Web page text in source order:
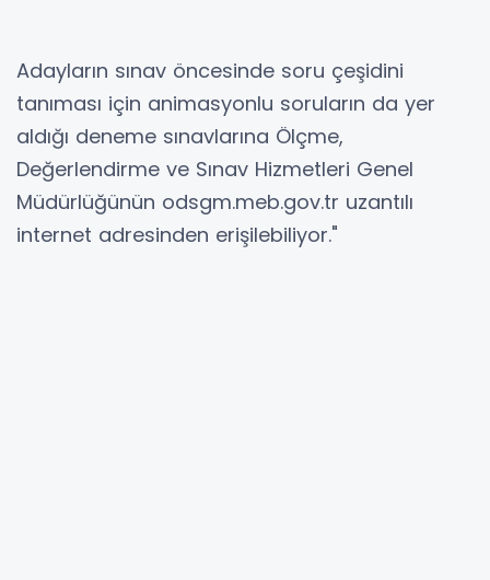
Adayların sınav öncesinde soru çeşidini
tanıması için animasyonlu soruların da yer
aldığı deneme sınavlarına Ölçme,
Değerlendirme ve Sınav Hizmetleri Genel
Müdürlüğünün odsgm.meb.gov.tr uzantılı
internet adresinden erişilebiliyor."